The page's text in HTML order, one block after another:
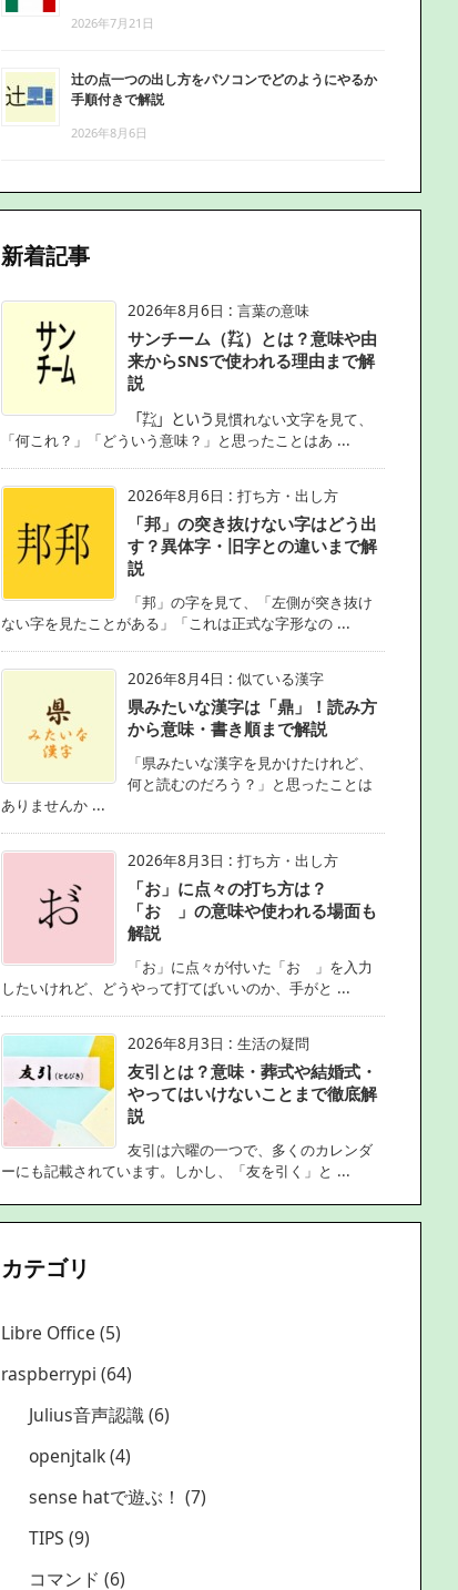
2026年7月21日
辻の点一つの出し方をパソコンでどのようにやるか
手順付きで解説
2026年8月6日
新着記事
2026年8月6日 : 言葉の意味
サンチーム（㌠）とは？意味や由
来からSNSで使われる理由まで解
説
「㌠」という見慣れない文字を見て、
「何これ？」「どういう意味？」と思ったことはあ ...
2026年8月6日 : 打ち方・出し方
「邦」の突き抜けない字はどう出
す？異体字・旧字との違いまで解
説
「邦」の字を見て、「左側が突き抜け
ない字を見たことがある」「これは正式な字形なの ...
2026年8月4日 : 似ている漢字
県みたいな漢字は「鼎」！読み方
から意味・書き順まで解説
「県みたいな漢字を見かけたけれど、
何と読むのだろう？」と思ったことは
ありませんか ...
2026年8月3日 : 打ち方・出し方
「お」に点々の打ち方は？
「お゙」の意味や使われる場面も
解説
「お」に点々が付いた「お゙」を入力
したいけれど、どうやって打てばいいのか、手がと ...
2026年8月3日 : 生活の疑問
友引とは？意味・葬式や結婚式・
やってはいけないことまで徹底解
説
友引は六曜の一つで、多くのカレンダ
ーにも記載されています。しかし、「友を引く」と ...
カテゴリ
Libre Office (5)
raspberrypi (64)
Julius音声認識(6)
openjtalk(4)
sense hatで遊ぶ！(7)
TIPS(9)
コマンド(6)